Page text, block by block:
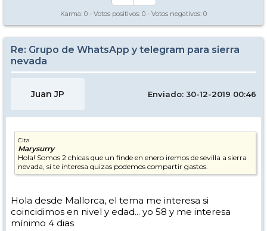
Karma: 0 - Votos positivos: 0 - Votos negativos: 0
Re: Grupo de WhatsApp y telegram para sierra
nevada
Juan JP Enviado: 30-12-2019 00:46
Cita
Marysurry
Hola! Somos 2 chicas que un finde en enero iremos de sevilla a sierra
nevada, si te interesa quizas podemos compartir gastos.
Hola desde Mallorca, el tema me interesa si
coincidimos en nivel y edad... yo 58 y me interesa
mínimo 4 dias